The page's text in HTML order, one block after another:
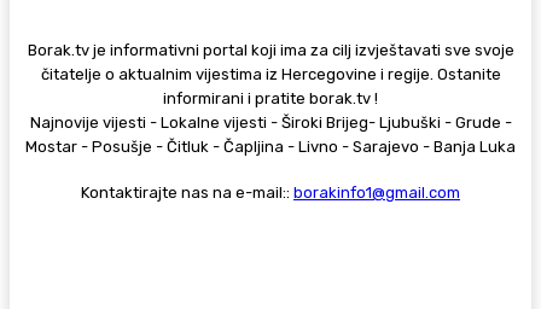
Borak.tv je informativni portal koji ima za cilj izvještavati sve svoje
čitatelje o aktualnim vijestima iz Hercegovine i regije. Ostanite
informirani i pratite borak.tv !
Najnovije vijesti - Lokalne vijesti - Široki Brijeg- Ljubuški - Grude -
Mostar - Posušje - Čitluk - Čapljina - Livno - Sarajevo - Banja Luka
Kontaktirajte nas na e-mail:: borakinfo1@gmail.com